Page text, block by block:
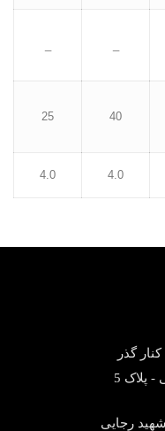
40
25
4.0
4.0
گذر
پلاک 5
رجایی